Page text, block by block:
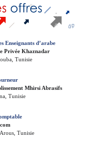
Enseignants d’arabe
Privée Khaznadar
Tunisie
Mhirsi Abrasifs
Tunisie
Tunisie